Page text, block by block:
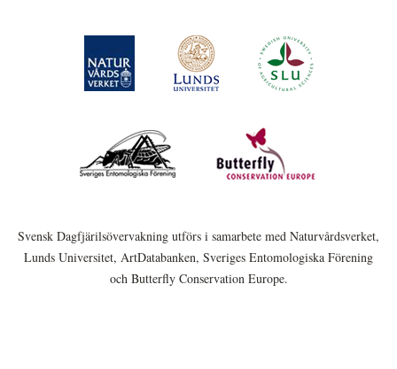
Svensk Dagfjärilsövervakning utförs i samarbete med Naturvårdsverket,
Lunds Universitet, ArtDatabanken, Sveriges Entomologiska Förening
och Butterfly Conservation Europe.